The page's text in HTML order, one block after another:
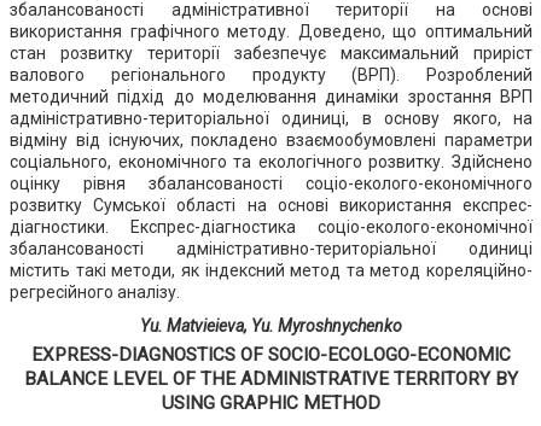
збалансованості адміністративної території на основі
використання графічного методу. Доведено, що оптимальний
стан розвитку території забезпечує максимальний приріст
валового регіонального продукту (ВРП). Розроблений
методичний підхід до моделювання динаміки зростання ВРП
адміністративно-територіальної одиниці, в основу якого, на
відміну від існуючих, покладено взаємообумовлені параметри
соціального, економічного та екологічного розвитку. Здійснено
оцінку рівня збалансованості соціо-еколого-економічного
розвитку Сумської області на основі використання експрес-
діагностики. Експрес-діагностика соціо-еколого-економічної
збалансованості адміністративно-територіальної одиниці
містить такі методи, як індексний метод та метод кореляційно-
регресійного аналізу.
Yu. Matvieieva, Yu. Myroshnychenko
EXPRESS-DIAGNOSTICS OF SOCIO-ECOLOGO-ECONOMIC
BALANCE LEVEL OF THE ADMINISTRATIVE TERRITORY BY
USING GRAPHIC METHOD